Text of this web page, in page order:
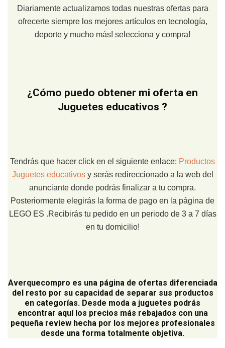
Diariamente actualizamos todas nuestras ofertas para
ofrecerte siempre los mejores artículos en tecnología,
deporte y mucho más! selecciona y compra!
¿Cómo puedo obtener mi oferta en
Juguetes educativos ?
Tendrás que hacer click en el siguiente enlace: Productos
Juguetes educativos y serás redireccionado a la web del
anunciante donde podrás finalizar a tu compra.
Posteriormente elegirás la forma de pago en la página de
LEGO ES .Recibirás tu pedido en un periodo de 3 a 7 días
en tu domicilio!
Averquecompro es una página de ofertas diferenciada
del resto por su capacidad de separar sus productos
en categorías. Desde moda a juguetes podrás
encontrar aquí los precios más rebajados con una
pequeña review hecha por los mejores profesionales
desde una forma totalmente objetiva.